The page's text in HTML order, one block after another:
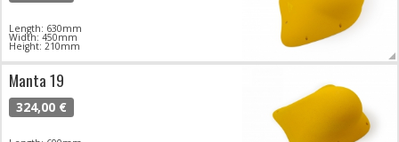
Length: 630mm
Width: 450mm
Height: 210mm
Manta 19
324,00 €